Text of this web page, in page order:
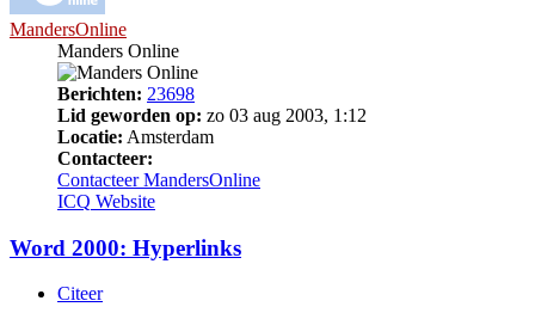
MandersOnline
Manders Online
Berichten: 23698
Lid geworden op: zo 03 aug 2003, 1:12
Locatie: Amsterdam
Contacteer:
Contacteer MandersOnline
ICQ Website
Word 2000: Hyperlinks
Citeer